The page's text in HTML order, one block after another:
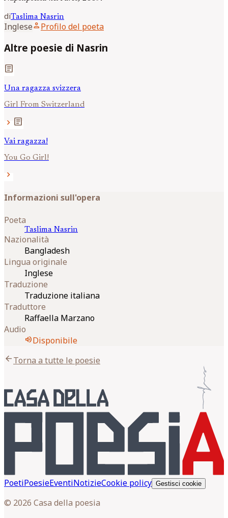
diTaslima Nasrin
Ingleseperson Profilo del poeta
Altre poesie di Nasrin
article
Una ragazza svizzera
Girl From Switzerland
chevron_right article
Vai ragazza!
You Go Girl!
chevron_right
Informazioni sull'opera
Poeta
Taslima Nasrin
Nazionalità
Bangladesh
Lingua originale
Inglese
Traduzione
Traduzione italiana
Traduttore
Raffaella Marzano
Audio
volume_upDisponibile
arrow_backTorna a tutte le poesie
PoetiPoesieEventiNotizieCookie policy Gestisci cookie
© 2026 Casa della poesia